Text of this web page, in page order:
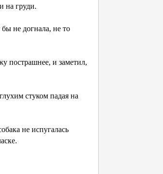
на груди.
не догнала, не то
пострашнее, и заметил,
стуком падая на
не испугалась